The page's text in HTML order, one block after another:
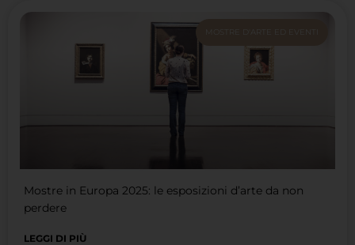
MOSTRE D'ARTE ED EVENTI
Mostre in Europa 2025: le esposizioni d’arte da non
perdere
LEGGI DI PIÙ